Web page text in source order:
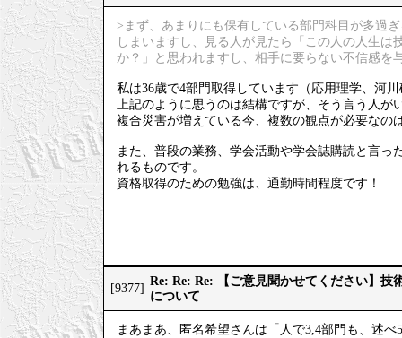
>まず、あまりにも保有している部門科目が多過
しまいますし、見る人が見たら「この人の人生
か？」と思われますし、相手に要らない不信感を
私は36歳で4部門取得しています（応用理学、河
上記のように思うのは結構ですが、そう言う人が
複合災害が増えている今、複数の観点が必要なの
また、普段の業務、学会活動や学会誌購読と言
れるものです。
資格取得のための勉強は、通勤時間程度です！
[9377]
Re: Re: Re: 【ご意見聞かせてください】技
について
まあまあ、匿名希望さんは「人で3,4部門も、述